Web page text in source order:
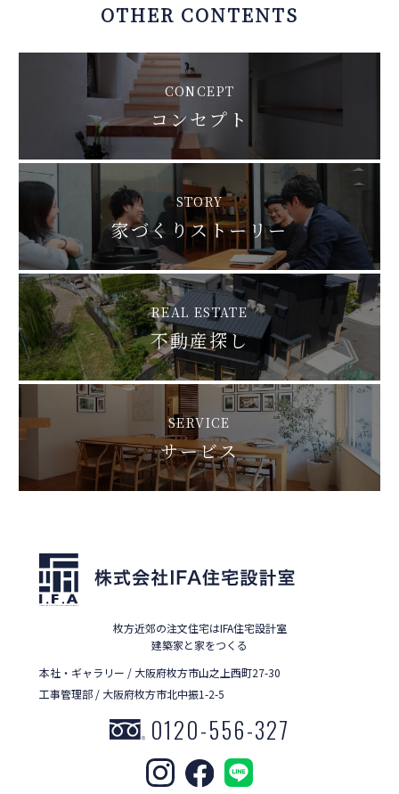
OTHER CONTENTS
CONCEPT
コンセプト
STORY
家づくりストーリー
REAL ESTATE
不動産探し
SERVICE
サービス
枚方近郊の注文住宅はIFA住宅設計室
建築家と家をつくる
本社・ギャラリー / 大阪府枚方市山之上西町27-30
工事管理部 / 大阪府枚方市北中振1-2-5
0120-556-327